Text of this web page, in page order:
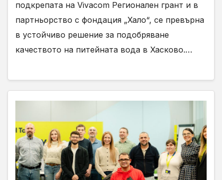
подкрепата на Vivacom Регионален грант и в
партньорство с фондация „Хало“, се превърна
в устойчиво решение за подобряване
качеството на питейната вода в Хасково.…